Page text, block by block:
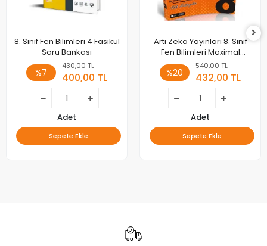
8. Sınıf Fen Bilimleri 4 Fasikül
Soru Bankası
%7
430,00 TL
400,00 TL
Adet
Sepete Ekle
Artı Zeka Yayınları 8. Sınıf
Fen Bilimleri Maximal
Modüler Sistem
%20
540,00 TL
432,00 TL
Adet
Sepete Ekle